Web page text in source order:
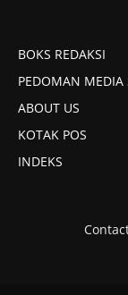
BOKS REDAKSI
PEDOMAN MEDIA
ABOUT US
KOTAK POS
INDEKS